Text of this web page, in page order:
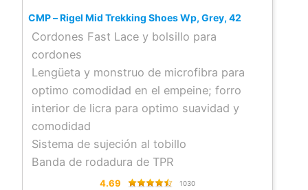
CMP – Rigel Mid Trekking Shoes Wp, Grey, 42
Cordones Fast Lace y bolsillo para
cordones
Lengüeta y monstruo de microfibra para
optimo comodidad en el empeine; forro
interior de licra para optimo suavidad y
comodidad
Sistema de sujeción al tobillo
Banda de rodadura de TPR
4.69 1030